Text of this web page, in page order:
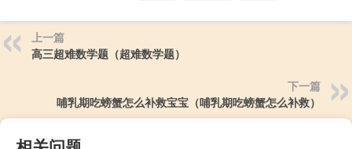
上一篇
高三超难数学题（超难数学题）
下一篇
哺乳期吃螃蟹怎么补救宝宝（哺乳期吃螃蟹怎么补救）